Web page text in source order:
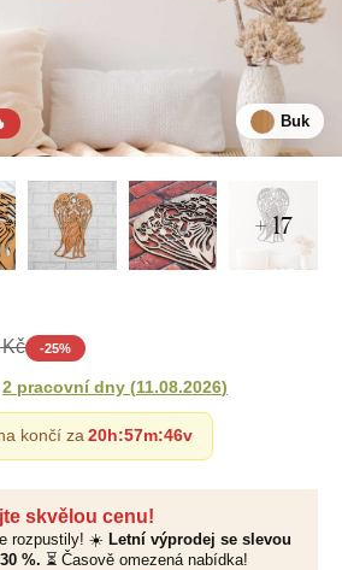
Buk
+ 17
skvělou cenu!
rozpustily! ☀️ Letní výprodej se slevou
%. ⏳ Časově omezená nabídka!
-25%
2 pracovní dny (11.08.2026)
končí za 20h:57m:45v